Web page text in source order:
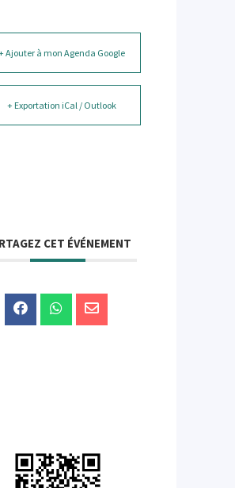
Ajouter à mon Agenda Google
+ Exportation iCal / Outlook
CET ÉVÉNEMENT